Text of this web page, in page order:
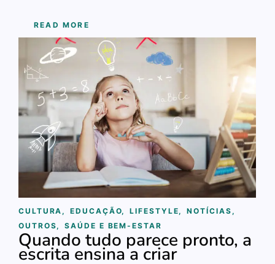
READ MORE
CULTURA , EDUCAÇÃO, LIFESTYLE, NOTÍCIAS ,
OUTROS, SAÚDE E BEM-ESTAR
Quando tudo parece pronto, a
escrita ensina a criar